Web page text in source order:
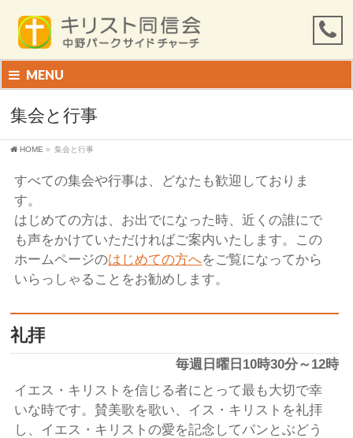
MENU
集会と行事
HOME » 集会と行事
すべての集会や行事は、どなたも歓迎しておりま
す。
はじめての方は、お出でになった時、近くの誰にで
も声をかけていただければご案内いたします。この
ホームページのはじめての方へをご覧になってから
いらっしゃることをお勧めします。
礼拝
毎週日曜日10時30分～12時
イエス・キリストを信じる者にとって最も大切で幸
いな時です。賛美歌を歌い、イス・キリストを礼拝
し、イエス・キリストの愛を記念してパンとぶどう